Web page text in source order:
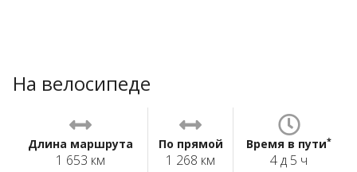
На велосипеде
Длина маршрута
1 653 км
По прямой
1 268 км
Время в пути*
4 д 5 ч